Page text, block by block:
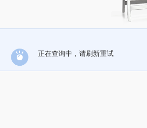
正在查询中，请刷新重试